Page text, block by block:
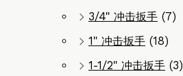
3/4" 冲击扳手 (7)
1" 冲击扳手 (18)
1-1/2" 冲击扳手 (3)